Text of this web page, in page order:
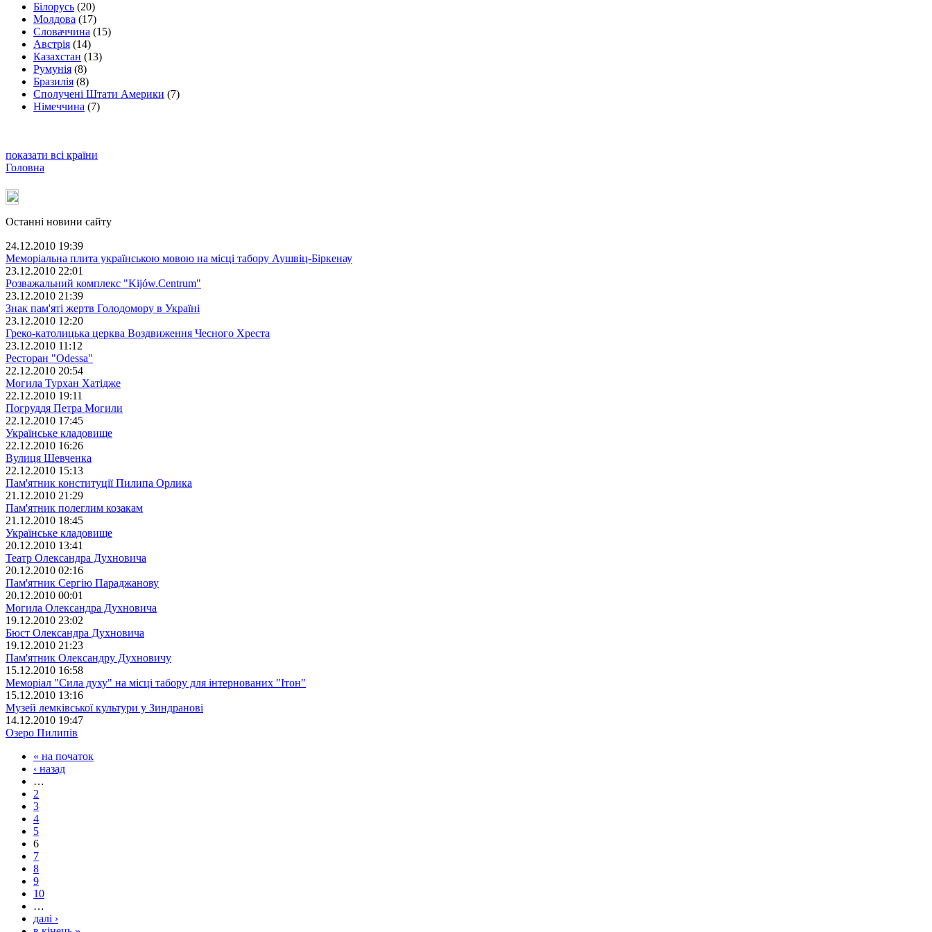
Білорусь (20)
Молдова (17)
Словаччина (15)
Австрія (14)
Казахстан (13)
Румунія (8)
Бразилія (8)
Сполучені Штати Америки (7)
Німеччина (7)
показати всі країни
Головна
Останні новини сайту
24.12.2010 19:39
Меморіальна плита українською мовою на місці табору Аушвіц-Біркенау
23.12.2010 22:01
Розважальний комплекс "Kijów.Centrum"
23.12.2010 21:39
Знак пам'яті жертв Голодомору в Україні
23.12.2010 12:20
Греко-католицька церква Воздвиження Чесного Хреста
23.12.2010 11:12
Ресторан "Odessa"
22.12.2010 20:54
Могила Турхан Хатідже
22.12.2010 19:11
Погруддя Петра Могили
22.12.2010 17:45
Українське кладовище
22.12.2010 16:26
Вулиця Шевченка
22.12.2010 15:13
Пам'ятник конституції Пилипа Орлика
21.12.2010 21:29
Пам'ятник полеглим козакам
21.12.2010 18:45
Українське кладовище
20.12.2010 13:41
Театр Олександра Духновича
20.12.2010 02:16
Пам'ятник Сергію Параджанову
20.12.2010 00:01
Могила Олександра Духновича
19.12.2010 23:02
Бюст Олександра Духновича
19.12.2010 21:23
Пам'ятник Олександру Духновичу
15.12.2010 16:58
Меморіал "Сила духу" на місці табору для інтернованих "Ітон"
15.12.2010 13:16
Музей лемківської культури у Зиндранові
14.12.2010 19:47
Озеро Пилипів
« на початок
‹ назад
…
2
3
4
5
6
7
8
9
10
…
далі ›